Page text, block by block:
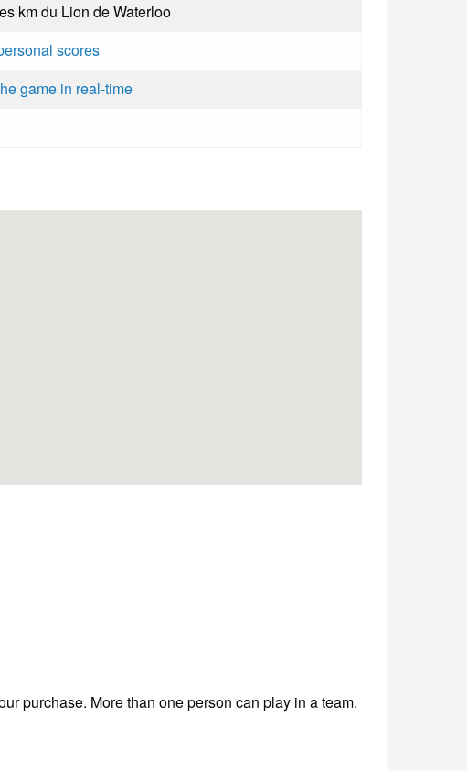
km du Lion de Waterloo
scores
game in real-time
purchase. More than one person can play in a team.